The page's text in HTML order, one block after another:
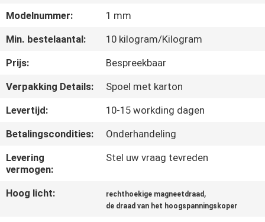
KWALITEITSCONTROLE
CONTACTEER
ONS
NIEUWS
VERZOEK
OM EEN
CITAAT
Modelnummer:
1 mm
Min. bestelaantal:
10 kilogram/Kilogram
Prijs:
Bespreekbaar
Verpakking Details:
Spoel met karton
Levertijd:
10-15 workding dagen
Betalingscondities:
Onderhandeling
Levering
vermogen:
Stel uw vraag tevreden
Hoog licht: rechthoekige magneetdraad ,
de draad van het hoogspanningskoper